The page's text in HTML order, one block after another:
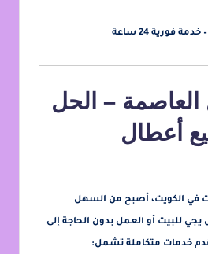
العاصمة – الحل
أعطال
في الكويت، أصبح من السهل
يجي للبيت أو العمل بدون الحاجة إلى
خدمات متكاملة تشمل: